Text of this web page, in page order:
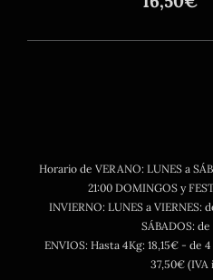
Horario de VERANO: LUNES a
21:00 DOMINGOS y
INVIERNO: LUNES a VIERNES:
SÁBADOS:
ENVIOS: Hasta 4Kg: 18,15€ - de
37,50€ (IVA